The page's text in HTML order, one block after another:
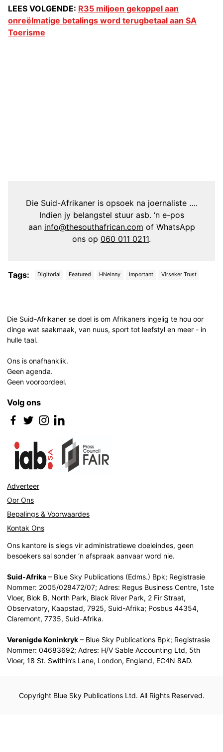
LEES VOLGENDE: R35 miljoen gekoppel aan
onreëlmatige betalings word terugbetaal aan SA
Toerisme
Die Suid-Afrikaner is opsoek na joernaliste ….
Indien jy belangstel stuur asb. ‘n e-pos
aan info@thesouthafrican.com of WhatsApp
ons op 060 011 0211.
Tags: Digitorial Featured HNelnny Important Virseker Trust
Die Suid-Afrikaner se doel is om Afrikaners ingelig te hou oor
dinge wat saakmaak, van nuus, sport tot leefstyl en meer - in
hulle taal.
Ons is onafhanklik.
Geen agenda.
Geen vooroordeel.
Volg ons
Adverteer
Oor Ons
Bepalings & Voorwaardes
Kontak Ons
Ons kantore is slegs vir administratiewe doeleindes, geen
besoekers sal sonder ‘n afspraak aanvaar word nie.
Suid-Afrika – Blue Sky Publications (Edms.) Bpk; Registrasie
Nommer: 2005/028472/07; Adres: Regus Business Centre, 1ste
Vloer, Blok B, North Park, Black River Park, 2 Fir Straat,
Observatory, Kaapstad, 7925, Suid-Afrika; Posbus 44354,
Claremont, 7735, Suid-Afrika.
Verenigde Koninkryk – Blue Sky Publications Bpk; Registrasie
Nommer: 04683692; Adres: H/V Sable Accounting Ltd, 5th
Vloer, 18 St. Swithin’s Lane, London, England, EC4N 8AD.
Copyright Blue Sky Publications Ltd. All Rights Reserved.